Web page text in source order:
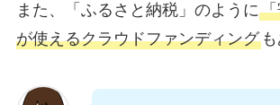
また、「ふるさと納税」のように
が使えるクラウドファンディングも